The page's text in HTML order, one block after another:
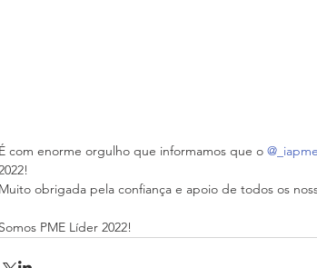
É com enorme orgulho que informamos que o
2022!
Muito obrigada pela confiança e apoio de todos os
Somos PME Líder 2022!